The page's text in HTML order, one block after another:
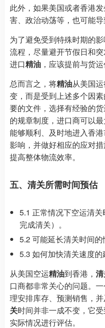
此外，如果美国或者香港
害、政治动荡等，也可能导
为了避免受到特殊时期的
流程，尽量避开节假日和
进口精油 ，应该提前与货
总而言之，将精油从美国
变，而是受到上述多个因
要的文件，选择有经验的
的规章制度，进口商可以
能够顺利、及时地进入香
影响，并做好相应的应对
提高整体物流效率。
五、清关所需时间预估
5.1 正常情况下空运清
完成清关）。
5.2 可能延长清关时间的
5.3 如何加快清关速度的
从美国空运精油到香港，
口商都非常关心的问题。
理安排库存、预测销售，
关时间并非一成不变，它
实际情况进行评估。